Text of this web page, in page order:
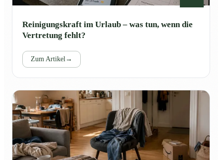
Reinigungskraft im Urlaub – was tun, wenn die
Vertretung fehlt?
Zum Artikel→